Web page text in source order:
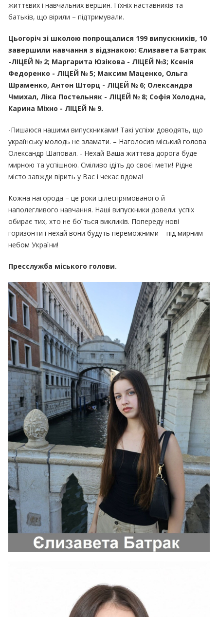
життєвих і навчальних вершин. І їхніх наставників та
батьків, що вірили – підтримували.
Цьогоріч зі школою попрощалися 199 випускників, 10
завершили навчання з відзнакою: Єлизавета Батрак
-ЛІЦЕЙ № 2; Маргарита Юзікова - ЛІЦЕЙ №3; Ксенія
Федоренко - ЛІЦЕЙ № 5; Максим Маценко, Ольга
Шраменко, Антон Шторц - ЛІЦЕЙ № 6; Олександра
Чмихал, Ліка Постельняк - ЛІЦЕЙ № 8; Софія Холодна,
Карина Міхно - ЛІЦЕЙ № 9.
-Пишаюся нашими випускниками! Такі успіхи доводять, що
українську молодь не зламати. – Наголосив міський голова
Олександр Шаповал. - Нехай Ваша життєва дорога буде
мирною та успішною. Сміливо ідіть до своєї мети! Рідне
місто завжди вірить у Вас і чекає вдома!
Кожна нагорода – це роки цілеспрямованого й
наполегливого навчання. Наші випускники довели: успіх
обирає тих, хто не боїться викликів. Попереду нові
горизонти і нехай вони будуть переможними – під мирним
небом України!
Пресслужба міського голови.